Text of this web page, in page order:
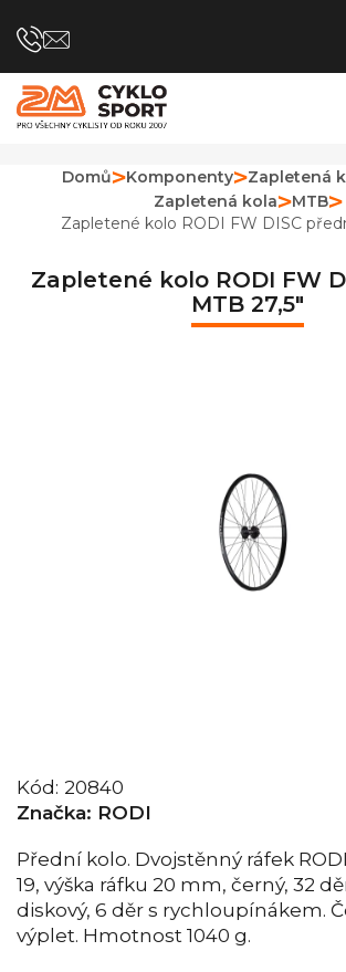
na
Domů Komponenty
Zapletená
Zapletená kola
MTB
Zapletené kolo RODI FW DISC
Zapletené kolo RODI FW
MTB 27,5"
Kód: 20840
Značka: RODI
Přední kolo. Dvojstěnný ráfek
19, výška ráfku 20 mm, černý, 32
diskový, 6 děr s rychloupínákem.
výplet. Hmotnost 1040 g.